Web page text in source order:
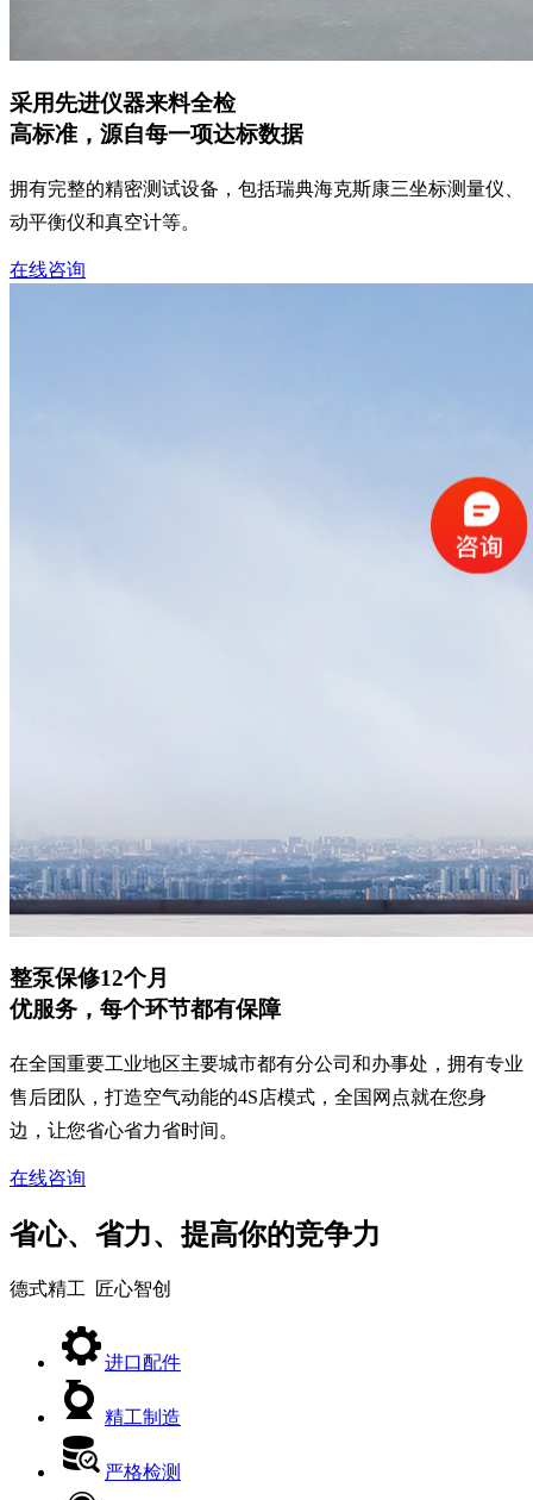
采用先进仪器来料全检
高标准，源自每一项达标数据
拥有完整的精密测试设备，包括瑞典海克斯康三坐标测量仪、
动平衡仪和真空计等。
在线咨询
整泵保修12个月
优服务，每个环节都有保障
在全国重要工业地区主要城市都有分公司和办事处，拥有专业
售后团队，打造空气动能的4S店模式，全国网点就在您身
边，让您省心省力省时间。
在线咨询
省心、省力、提高你的竞争力
德式精工 匠心智创
进口配件
精工制造
严格检测